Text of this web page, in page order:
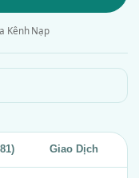
Kênh Nạp
Giao Dịch